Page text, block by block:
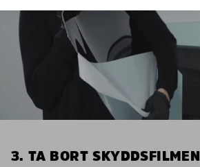
3. TA BORT SKYDDSFILMEN